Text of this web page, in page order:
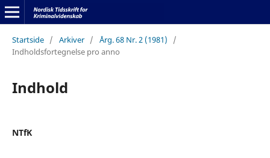
Startside / Arkiver / Årg. 68 Nr. 2 (1981)
/
Indholdsfortegnelse pro anno
Indhold
NTfK